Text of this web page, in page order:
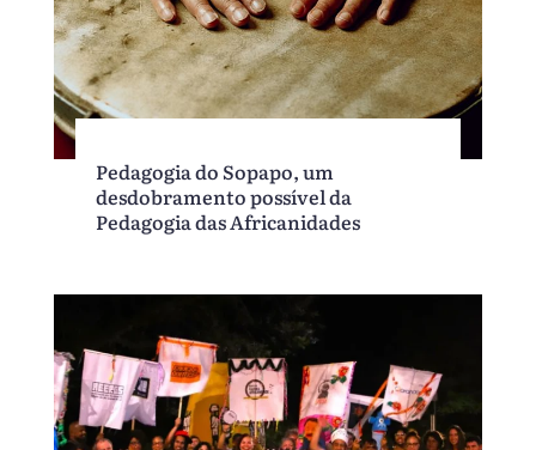
Pedagogia do Sopapo, um
desdobramento possível da
Pedagogia das Africanidades